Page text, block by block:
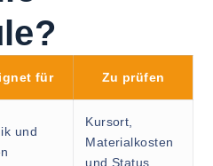
für Zu prüfen
und
Kursort,
Materialkosten
und Status